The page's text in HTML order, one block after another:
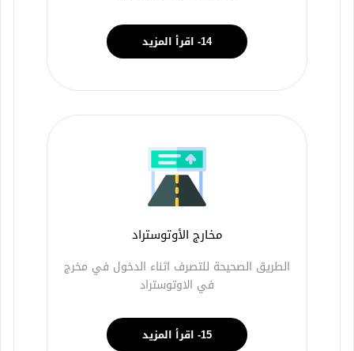
14- اقرأ المزيد
مخارج الأوتوستراد
الطريق الصحيحة للتصرف اثناء الدخول في مخرج
في الاوتوستراد
15- اقرأ المزيد